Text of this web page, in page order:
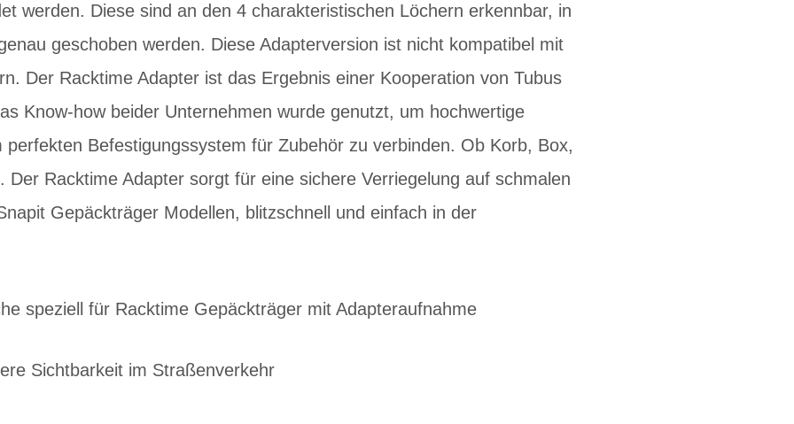
werden. Diese sind an den 4 charakteristischen Löchern erkennbar, in
geschoben werden. Diese Adapterversion ist nicht kompatibel mit
Der Racktime Adapter ist das Ergebnis einer Kooperation von Tubus
Know-how beider Unternehmen wurde genutzt, um hochwertige
Befestigungssystem für Zubehör zu verbinden. Ob Korb, Box,
Der Racktime Adapter sorgt für eine sichere Verriegelung auf schmalen
Gepäckträger Modellen, blitzschnell und einfach in der
speziell für Racktime Gepäckträger mit Adapteraufnahme
Sichtbarkeit im Straßenverkehr